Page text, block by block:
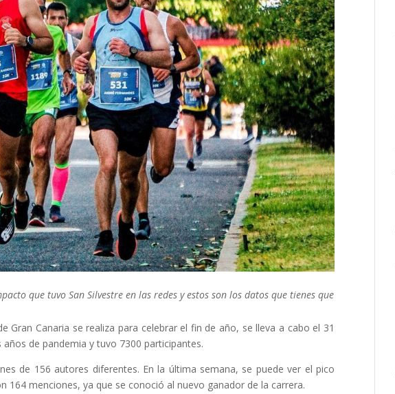
que tuvo San Silvestre en las redes y estos son los datos que tienes que
Gran Canaria se realiza para celebrar el fin de año, se lleva a cabo el 31
de pandemia y tuvo 7300 participantes.
de 156 autores diferentes. En la última semana, se puede ver el pico
164 menciones, ya que se conoció al nuevo ganador de la carrera.